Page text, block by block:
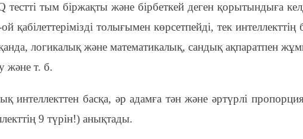
тым біржақты және бірбеткей деген қорытындыға
қабілеттерімізді толығымен көрсетпейді, тек интеллекттің
логикалық және математикалық, сандық ақпаратпен
және т. б.
интеллекттен басқа, әр адамға тән және әртүрлі
9 түрін!) анықтады.